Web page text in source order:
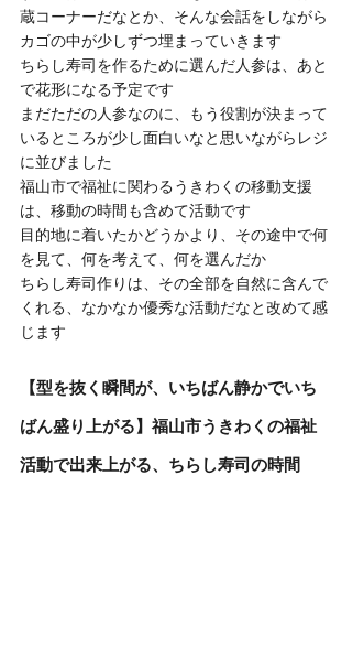
蔵コーナーだなとか、そんな会話をしながら
カゴの中が少しずつ埋まっていきます
ちらし寿司を作るために選んだ人参は、あと
で花形になる予定です
まだただの人参なのに、もう役割が決まって
いるところが少し面白いなと思いながらレジ
に並びました
福山市で福祉に関わるうきわくの移動支援
は、移動の時間も含めて活動です
目的地に着いたかどうかより、その途中で何
を見て、何を考えて、何を選んだか
ちらし寿司作りは、その全部を自然に含んで
くれる、なかなか優秀な活動だなと改めて感
じます
【型を抜く瞬間が、いちばん静かでいち
ばん盛り上がる】福山市うきわくの福祉
活動で出来上がる、ちらし寿司の時間